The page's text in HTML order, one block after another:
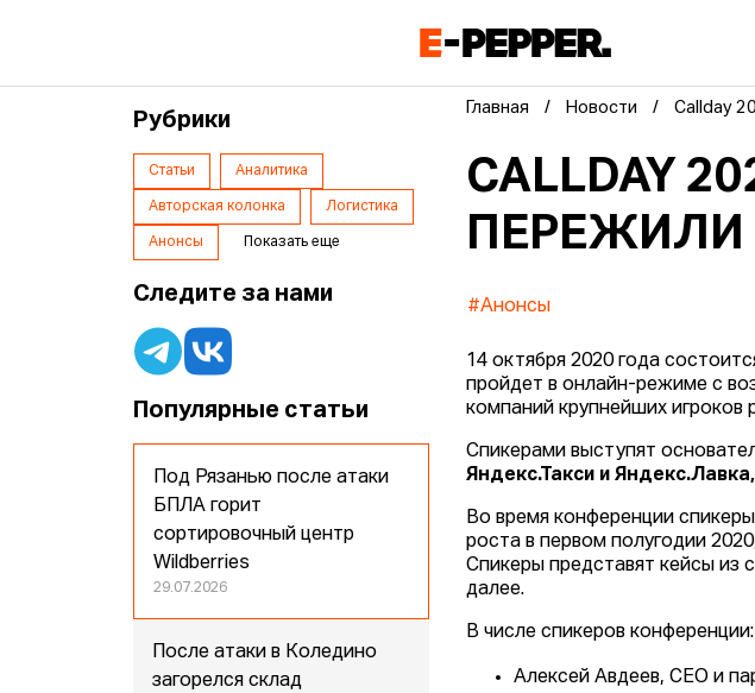
Главная Новости Callday
CALLDAY
ПЕРЕЖИЛИ
#Анонсы
14 октября 2020 года
пройдет в онлайн-режиме с
компаний крупнейших игроков
Спикерами выступят
Яндекс.Такси и
Во время конференции
роста в первом полугодии
Спикеры представят кейсы из
далее.
В числе спикеров конференции:
Алексей Авдеев, СЕО и
Рубрики
Статьи Аналитика
Авторская колонка Логистика
Анонсы Показать еще
Следите за нами
Популярные статьи
Под Рязанью после атаки
БПЛА горит
сортировочный центр
Wildberries
29.07.2026
После атаки в Коледино
загорелся склад